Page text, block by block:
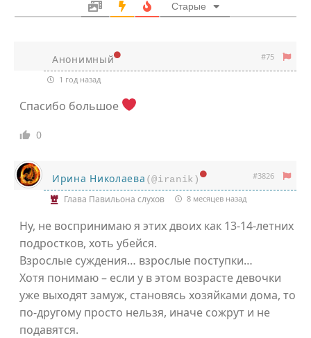
Старые
Анонимный #75
1 год назад
Спасибо большое
0
Ирина Николаева (@iranik) #3826
Глава Павильона слухов 8 месяцев назад
Ну, не воспринимаю я этих двоих как 13-14-летних
подростков, хоть убейся.
Взрослые суждения… взрослые поступки…
Хотя понимаю – если у в этом возрасте девочки
уже выходят замуж, становясь хозяйками дома, то
по-другому просто нельзя, иначе сожрут и не
подавятся.